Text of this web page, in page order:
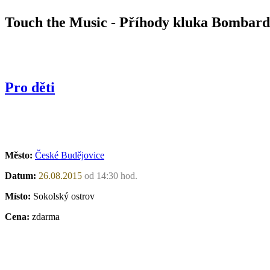
Touch the Music - Příhody kluka
Pro děti
Město: České Budějovice
Datum: 26.08.2015 od 14:30 hod.
Místo: Sokolský ostrov
Cena: zdarma